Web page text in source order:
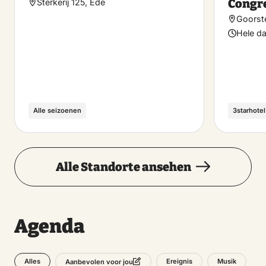
Alle seizoenen
Hele
3starhotel
Alle Standorte ansehen
Agenda
Alles Aanbevolen voor jou Ereignis Musik